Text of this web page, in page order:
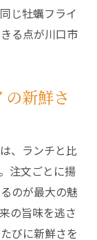
じ牡蠣フライ
る点が川口市
新鮮さ
、ランチと比
注文ごとに揚
のが最大の魅
の旨味を逃さ
びに新鮮さを